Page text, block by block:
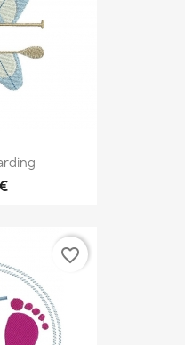
favorite_border